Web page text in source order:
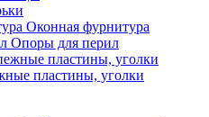
Оконная фурнитура
Опоры для перил
пластины, уголки